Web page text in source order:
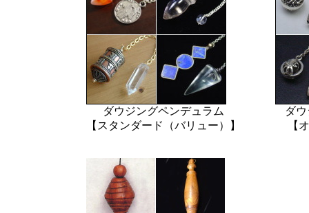
ダウジングペンデュラム
【スタンダード（バリュー）】
ダ
【